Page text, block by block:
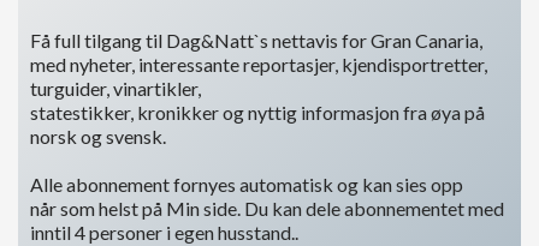
Få full tilgang til Dag&Natt`s nettavis for Gran Canaria,
med nyheter, interessante reportasjer, kjendisportretter,
turguider, vinartikler,
statestikker, kronikker og nyttig informasjon fra øya på
norsk og svensk.
Alle abonnement fornyes automatisk og kan sies opp
når som helst på Min side. Du kan dele abonnementet med
inntil 4 personer i egen husstand..